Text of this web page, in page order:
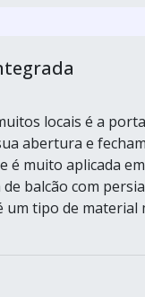
locais é a
abertura e
muito aplicada em
balcão com
um tipo de